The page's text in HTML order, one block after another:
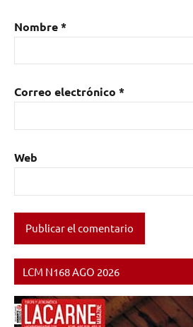
Nombre*
Correo electrónico *
Web
LCM N168 AGO 2026